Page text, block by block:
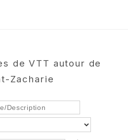
de VTT autour de
Zacharie